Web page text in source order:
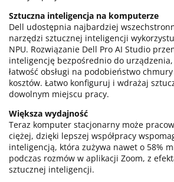
Sztuczna inteligencja na komputerze
Dell udostępnia najbardziej
narzędzi sztucznej inteligencji
NPU. Rozwiązanie Dell Pro AI Studio
inteligencję bezpośrednio do
łatwość obsługi na podobieństwo
kosztów. Łatwo konfiguruj i wdrażaj
dowolnym miejscu pracy.
Większa wydajność
Teraz komputer stacjonarny może
ciężej, dzięki lepszej współpracy
inteligencją, która zużywa nawet o 58%
podczas rozmów w aplikacji Zoom, z
sztucznej inteligencji.